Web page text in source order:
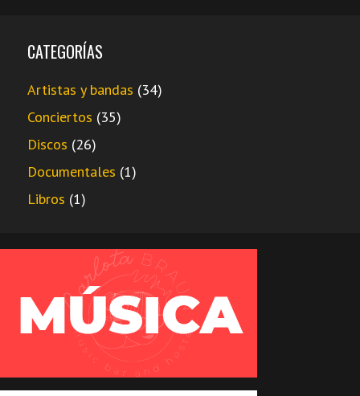
CATEGORÍAS
Artistas y bandas (34)
Conciertos (35)
Discos (26)
Documentales (1)
Libros (1)